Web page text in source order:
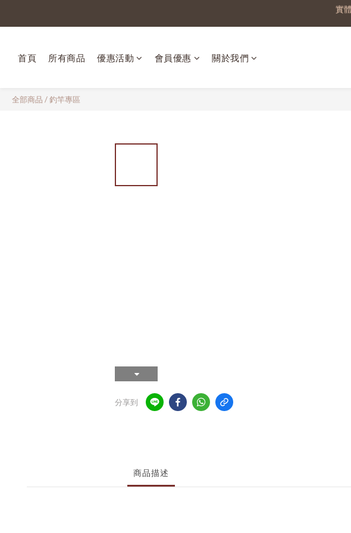
首頁 所有商品 優惠活動 會員優惠 關於我們
全部商品 /釣竿專區
分享到
商品描述